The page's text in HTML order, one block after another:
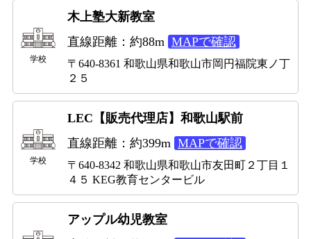
学校
木上塾大新教室
直線距離：約88m MAPで確認
〒640-8361 和歌山県和歌山市岡円福院東ノ丁
２５
学校
LEC【販売代理店】和歌山駅前
直線距離：約399m MAPで確認
〒640-8342 和歌山県和歌山市友田町２丁目１
４５ KEG教育センタービル
アップル幼児教室